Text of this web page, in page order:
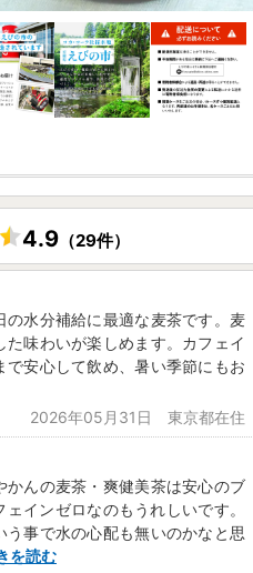
4.9 （29件）
水分補給に最適な麦茶です。麦
味わいが楽しめます。カフェイ
で安心して飲め、暑い季節にもお
2026年05月31日 東京都在住
んの麦茶・爽健美茶は安心のブ
インゼロなのもうれしいです。
事で水の心配も無いのかなと思
を読む